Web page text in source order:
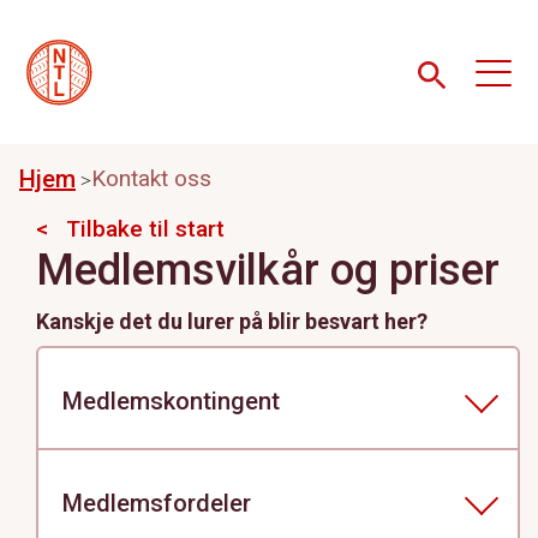
Hjem
Kontakt oss
Tilbake til start
Medlemsvilkår og priser
Kanskje det du lurer på blir besvart her?
Medlemskontingent
brutto lønn. Variable tillegg som ikke er
pensjonsgivende teller ikke med i grunnlaget.
Medlemsfordeler